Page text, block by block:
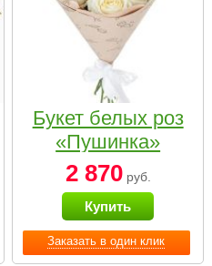
Заказать в один клик
Букет белых роз
«Пушинка»
2 870руб.
Купить